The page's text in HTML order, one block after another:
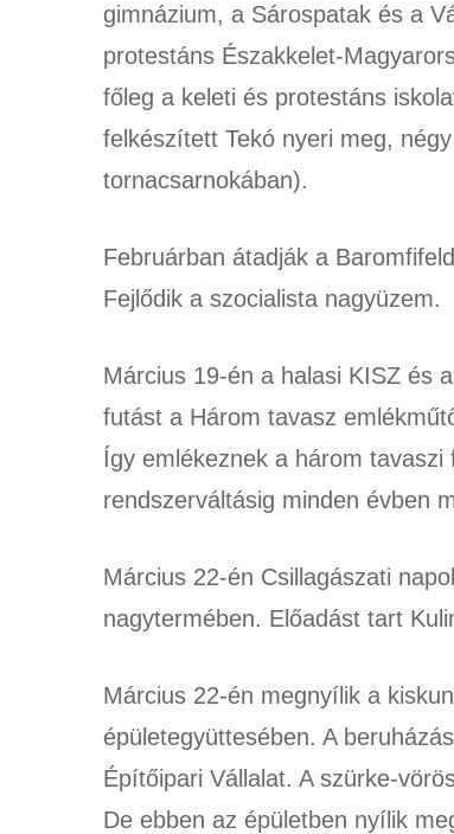
gimnázium, a Sárospatak és a
protestáns Északkelet-
főleg a keleti és protestáns
felkészített Tekó nyeri meg,
tornacsarnokában).
Februárban átadják a
Fejlődik a szocialista nagyüzem.
Március 19-én a halasi KISZ és
futást a Három tavasz
Így emlékeznek a három
rendszerváltásig minden évben
Március 22-én Csillagászati
nagytermében. Előadást tart
Március 22-én megnyílik a
épületegyüttesében. A
Építőipari Vállalat. A szürke-
De ebben az épületben nyílik